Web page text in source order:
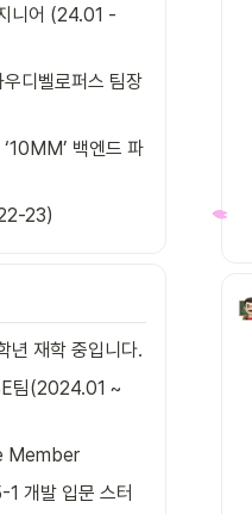
니어 (24.01 -
디벨로퍼스 팀장
백엔드 파
23)
년 재학 중입니다.
팀(2024.01 ~
Member
개발 입문 스터